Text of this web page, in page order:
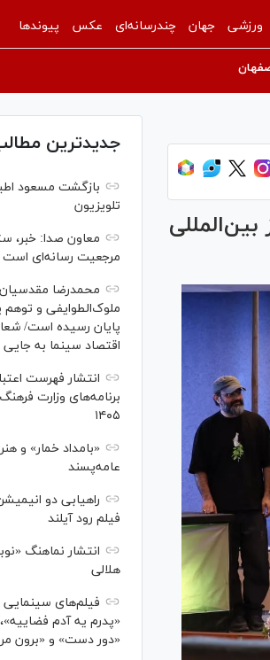
ورزشی جهان چندرسانه‌ای عکس پیوندها
جدیدترین
بازگشت مسعود
تلویزیون
معاون صدا: خبر،
مرجعیت رسانه‌ای است
محمدرضا
ملوک‌الطوایفی و توهم
پایان رسیده است/
اقتصاد سینما به
انتشار فهرست
برنامه‌های وزارت
۱۴۰۵
«بامداد خمار» و
عامه‌پسند
راهیابی دو
فیلم رود آیلند
انتشار نماهنگ
هلالی
فیلم‌های سینمایی
«پدرم یه آدم
«دور دست» و «برون